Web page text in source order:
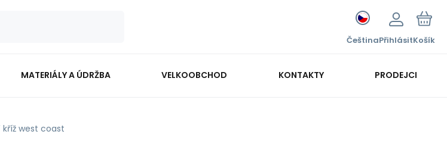
ČeštinaPřihlásitKošík
MATERIÁLY A ÚDRŽBA VELKOOBCHOD KONTAKTY PRODEJCI
kříž west coast